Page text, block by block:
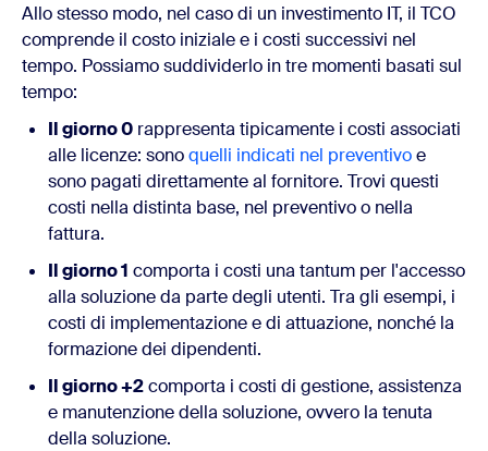
Allo stesso modo, nel caso di un investimento IT, il TCO
comprende il costo iniziale e i costi successivi nel
tempo. Possiamo suddividerlo in tre momenti basati sul
tempo:
Il giorno 0 rappresenta tipicamente i costi associati
alle licenze: sonoquelli indicati nel preventivoe
sono pagati direttamente al fornitore. Trovi questi
costi nella distinta base, nel preventivo o nella
fattura.
Il giorno 1 comporta i costi una tantum per l'accesso
alla soluzione da parte degli utenti. Tra gli esempi, i
costi di implementazione e di attuazione, nonché la
formazione dei dipendenti.
Il giorno +2comporta i costi di gestione, assistenza
e manutenzione della soluzione, ovvero la tenuta
della soluzione.